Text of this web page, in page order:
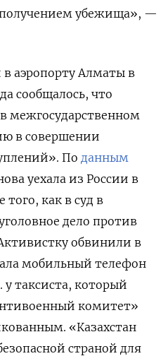
получением убежища», —
аэропорту Алматы в
сообщалось, что
межгосударственном
в совершении
По данным
уехала из России в
как в суд в
дело против
обвинили в
мобильный телефон
у таксиста, который
комитет»
«Казахстан
страной для